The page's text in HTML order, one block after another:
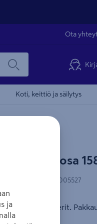
Ota
Koti, keittiö ja säilytys
koodi 6414150005527
Mukana mutterit.
ja